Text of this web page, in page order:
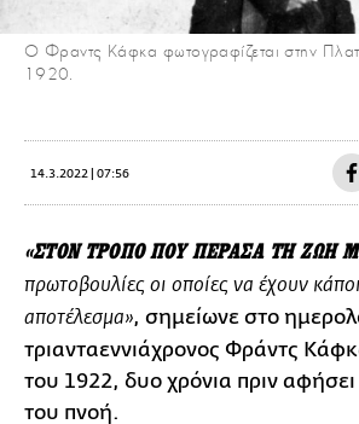
Ο Φραντς Κάφκα φωτογραφίζεται στην
1920.
14.3.2022 | 07:56
«ΣΤΟΝ ΤΡΟΠΟ ΠΟΥ ΠΕΡΑΣΑ ΤΗ ΖΩΗ
πρωτοβουλίες οι οποίες να έχουν
αποτέλεσμα», σημείωνε στο
τριανταεννιάχρονος Φράντς
του 1922, δυο χρόνια πριν αφήσει
του πνοή.